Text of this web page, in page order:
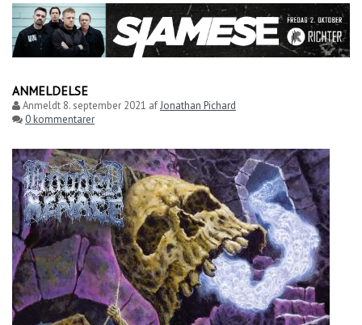
ANMELDELSE
Anmeldt 8. september 2021 afJonathan Pichard
0 kommentarer